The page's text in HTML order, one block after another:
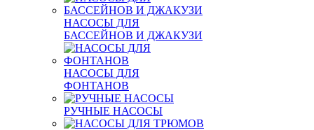
НАСОСЫ ДЛЯ
БАССЕЙНОВ И ДЖАКУЗИ
НАСОСЫ ДЛЯ
ФОНТАНОВ
РУЧНЫЕ НАСОСЫ